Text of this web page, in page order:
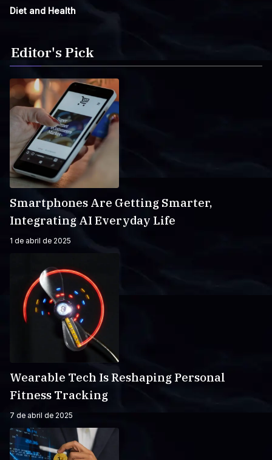
Diet and Health
Editor's Pick
Smartphones Are Getting Smarter,
Integrating AI Everyday Life
1 de abril de 2025
Wearable Tech Is Reshaping Personal
Fitness Tracking
7 de abril de 2025